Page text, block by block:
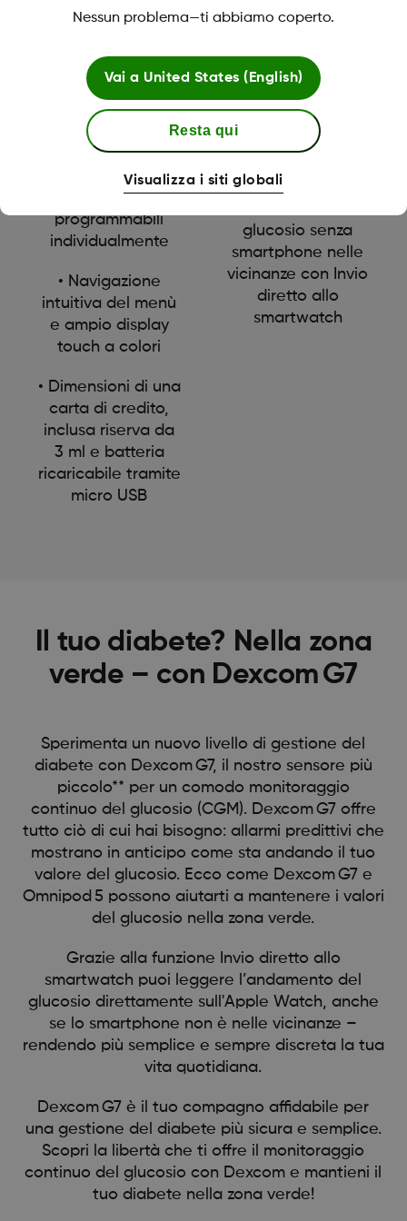
somministrazione
in caso di
scostamento
previsto
• Fino a 16
segmenti di tempo
basali
programmabili
individualmente
• Navigazione
intuitiva del menù
e ampio display
touch a colori
• Dimensioni di una
carta di credito,
inclusa riserva da
3 ml e batteria
ricaricabile tramite
micro USB
10 giorni +12 ore di
tolleranza per il
cambio sensore
• Calibrazione
opzionale, anche
glucosio senza
smartphone nelle
vicinanze con Invio
diretto allo
smartwatch
Il tuo diabete? Nella zona
verde – con Dexcom G7
Sperimenta un nuovo livello di gestione del
diabete con Dexcom G7, il nostro sensore più
piccolo** per un comodo monitoraggio
continuo del glucosio (CGM). Dexcom G7 offre
tutto ciò di cui hai bisogno: allarmi predittivi che
mostrano in anticipo come sta andando il tuo
valore del glucosio. Ecco come Dexcom G7 e
Omnipod 5 possono aiutarti a mantenere i valori
del glucosio nella zona verde.
Grazie alla funzione Invio diretto allo
smartwatch puoi leggere l’andamento del
glucosio direttamente sull'Apple Watch, anche
se lo smartphone non è nelle vicinanze –
rendendo più semplice e sempre discreta la tua
vita quotidiana.
Dexcom G7 è il tuo compagno affidabile per
una gestione del diabete più sicura e semplice.
Scopri la libertà che ti offre il monitoraggio
continuo del glucosio con Dexcom e mantieni il
tuo diabete nella zona verde!
Nessun problema—ti abbiamo coperto.
Vai a United States (English)
Resta qui
Visualizza i siti globali